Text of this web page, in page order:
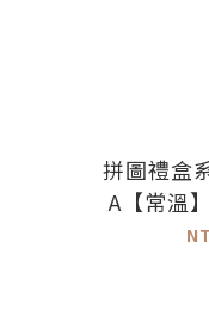
拼圖禮盒
A【常溫